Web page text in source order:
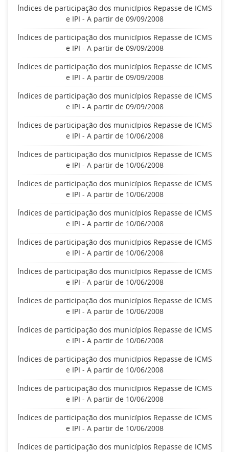
Índices de participação dos municípios Repasse de ICMS
e IPI - A partir de 09/09/2008
Índices de participação dos municípios Repasse de ICMS
e IPI - A partir de 09/09/2008
Índices de participação dos municípios Repasse de ICMS
e IPI - A partir de 09/09/2008
Índices de participação dos municípios Repasse de ICMS
e IPI - A partir de 09/09/2008
Índices de participação dos municípios Repasse de ICMS
e IPI - A partir de 10/06/2008
Índices de participação dos municípios Repasse de ICMS
e IPI - A partir de 10/06/2008
Índices de participação dos municípios Repasse de ICMS
e IPI - A partir de 10/06/2008
Índices de participação dos municípios Repasse de ICMS
e IPI - A partir de 10/06/2008
Índices de participação dos municípios Repasse de ICMS
e IPI - A partir de 10/06/2008
Índices de participação dos municípios Repasse de ICMS
e IPI - A partir de 10/06/2008
Índices de participação dos municípios Repasse de ICMS
e IPI - A partir de 10/06/2008
Índices de participação dos municípios Repasse de ICMS
e IPI - A partir de 10/06/2008
Índices de participação dos municípios Repasse de ICMS
e IPI - A partir de 10/06/2008
Índices de participação dos municípios Repasse de ICMS
e IPI - A partir de 10/06/2008
Índices de participação dos municípios Repasse de ICMS
e IPI - A partir de 10/06/2008
Índices de participação dos municípios Repasse de ICMS